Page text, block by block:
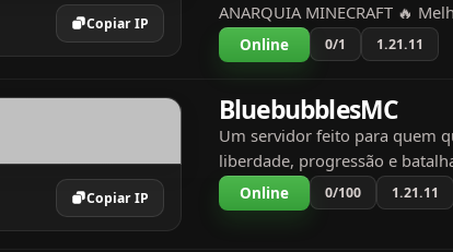
Copiar IP
ANARQUIA MINECRAFT 🔥
anarquia Brasil • PvP 24/7 •
Raids, destruição, caos total e
Online 0/1 1.21.11
Copiar IP
BluebubblesMC
Um servidor feito para quem
liberdade, progressão e
um só lugar. Aqui você
mistura única de Semi-
Online 0/100 1.21.11